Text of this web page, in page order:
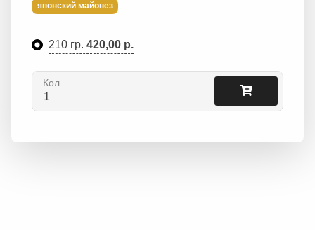
японский майонез
210 гр. 420,00 р.
Кол.